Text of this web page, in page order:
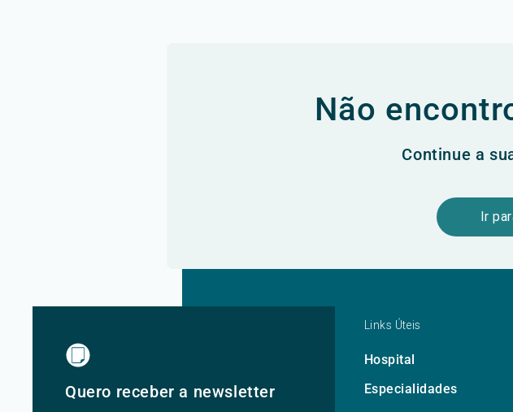
Não
Continue a
Ir
Quero receber a newsletter
Links Úteis
Hospital
Especialidades